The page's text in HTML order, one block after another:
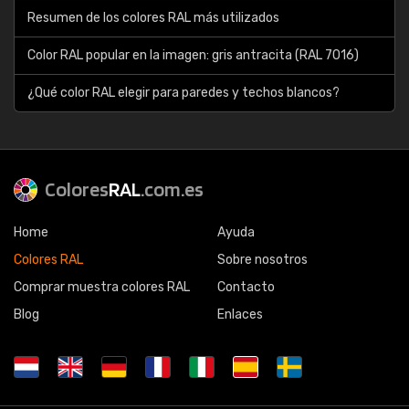
Resumen de los colores RAL más utilizados
Color RAL popular en la imagen: gris antracita (RAL 7016)
¿Qué color RAL elegir para paredes y techos blancos?
ColoresRAL.com.es
Home
Colores RAL
Comprar muestra colores RAL
Blog
Ayuda
Sobre nosotros
Contacto
Enlaces